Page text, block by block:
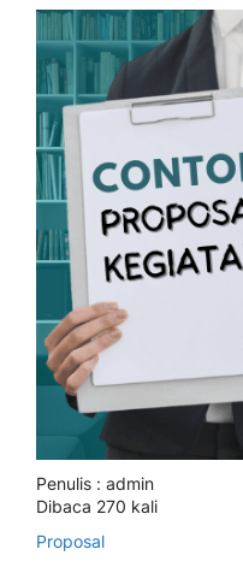
Penulis : admin
Dibaca 270 kali
Proposal